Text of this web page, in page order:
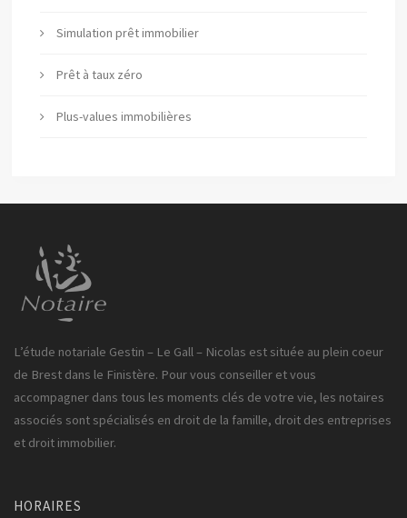
Simulation prêt immobilier
Prêt à taux zéro
Plus-values immobilières
L’étude notariale Gestin – Le Gall – Nicolas est située au plein coeur
de Brest dans le Finistère. Pour vous conseiller et vous
accompagner dans tous les moments clés de votre vie, les notaires
associés sont spécialisés en droit de la famille, droit des entreprises
et droit immobilier.
HORAIRES